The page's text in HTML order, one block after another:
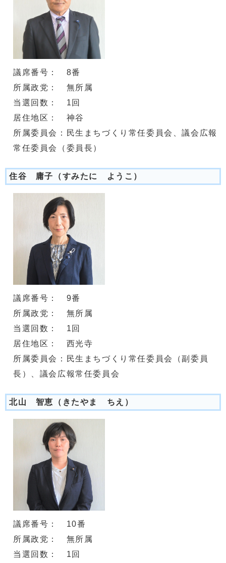
議席番号： 8番
所属政党： 無所属
当選回数： 1回
居住地区： 神谷
所属委員会：民生まちづくり常任委員会、議会広報
常任委員会（委員長）
住谷 庸子（すみたに ようこ）
議席番号： 9番
所属政党： 無所属
当選回数： 1回
居住地区： 西光寺
所属委員会：民生まちづくり常任委員会（副委員
長）、議会広報常任委員会
北山 智恵（きたやま ちえ）
議席番号： 10番
所属政党： 無所属
当選回数： 1回